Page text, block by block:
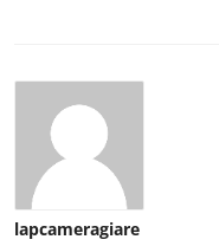
lapcameragiare